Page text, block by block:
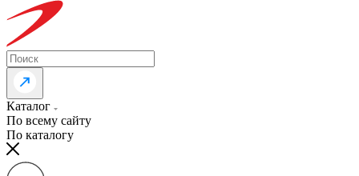
Каталог
По всему сайту
По каталогу